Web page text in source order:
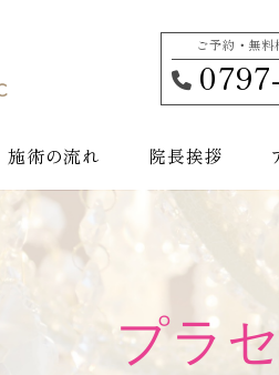
ご予約・無
身
施術の流れ 院長挨拶
プラ